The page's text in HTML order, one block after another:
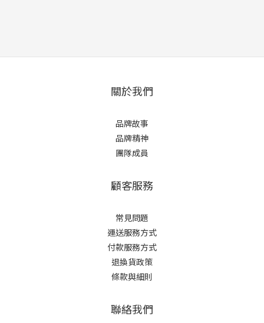
關於我們
品牌故事
品牌精神
團隊成員
顧客服務
常見問題
運送服務方式
付款服務方式
退換貨政策
條款與細則
聯絡我們